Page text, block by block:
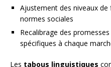
Ajustement des niveaux
normes sociales
Recalibrage des
spécifiques à chaque
Les tabous linguistiques